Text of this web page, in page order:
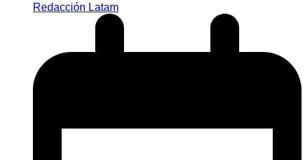
Redacción Latam